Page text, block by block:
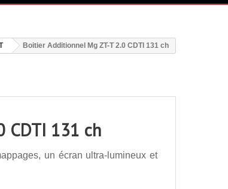
Boitier Additionnel Mg ZT-T 2.0 CDTI 131 ch
CDTI 131 ch
un écran ultra-lumineux et